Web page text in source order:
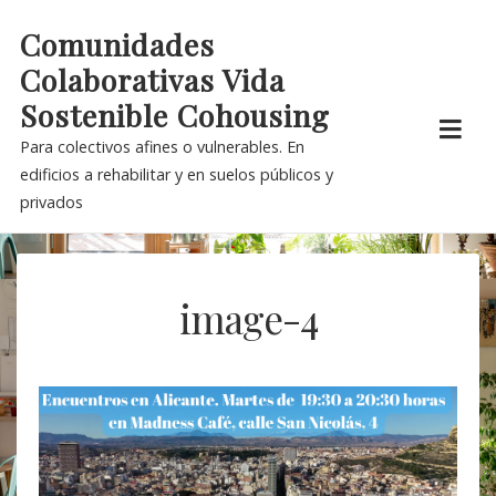
content
Comunidades
Colaborativas Vida
Sostenible Cohousing
Para colectivos afines o vulnerables. En
edificios a rehabilitar y en suelos públicos y
privados
image-4